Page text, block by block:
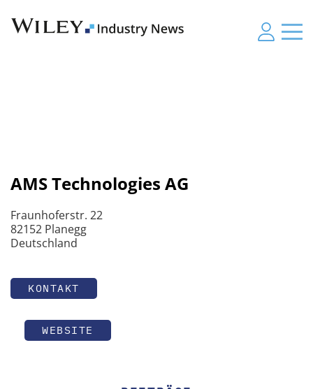
AMS Technologies AG
Fraunhoferstr. 22
82152 Planegg
Deutschland
KONTAKT
WEBSITE